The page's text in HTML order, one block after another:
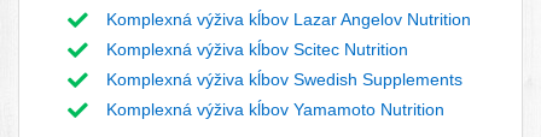
Komplexná výživa kĺbov Lazar Angelov Nutrition
Komplexná výživa kĺbov Scitec Nutrition
Komplexná výživa kĺbov Swedish Supplements
Komplexná výživa kĺbov Yamamoto Nutrition